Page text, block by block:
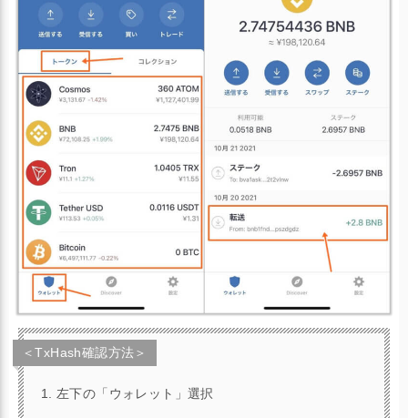
＜トランザクションハッシュの確認手順＞
「ウォレット」をタップ
＜TxHash確認方法＞
左下の「ウォレット」選択